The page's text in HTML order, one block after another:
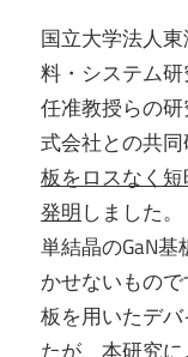
国立大学法人
料・システム
任准教授らの
式会社との共同
板をロスなく
発明しました。
単結晶のGaN
かせないもの
板を用いたデ